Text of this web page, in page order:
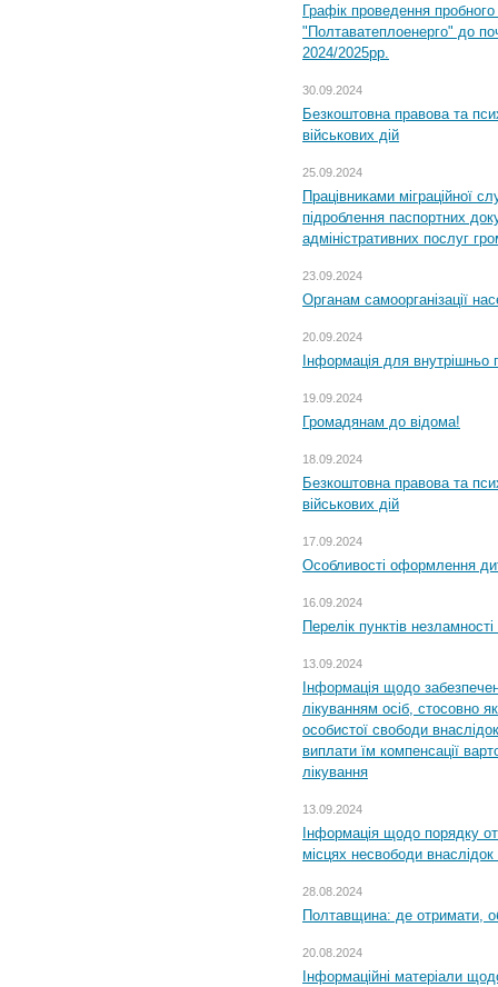
Графік проведення
"Полтаватеплоенерго" до
2024/2025рр.
30.09.2024
Безкоштовна правова та
військових дій
25.09.2024
Працівниками міграційної
підроблення паспортних
адміністративних послуг
23.09.2024
Органам самоорганізації
20.09.2024
Інформація для внутрішньо
19.09.2024
Громадянам до відома!
18.09.2024
Безкоштовна правова та
військових дій
17.09.2024
Особливості оформлення
16.09.2024
Перелік пунктів
13.09.2024
Інформація щодо
лікуванням осіб, стосовно
особистої свободи
виплати їм компенсації
лікування
13.09.2024
Інформація щодо порядку
місцях несвободи внаслідок
28.08.2024
Полтавщина: де отримати,
20.08.2024
Інформаційні матеріали